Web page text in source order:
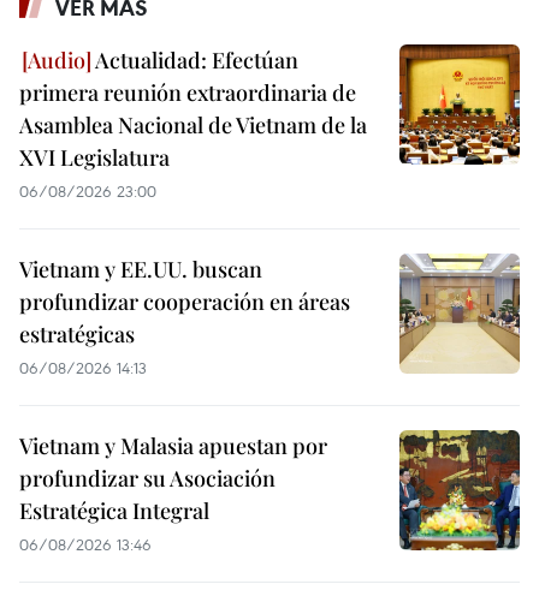
VER MÁS
Actualidad: Efectúan
primera reunión extraordinaria de
Asamblea Nacional de Vietnam de la
XVI Legislatura
06/08/2026 23:00
Vietnam y EE.UU. buscan
profundizar cooperación en áreas
estratégicas
06/08/2026 14:13
Vietnam y Malasia apuestan por
profundizar su Asociación
Estratégica Integral
06/08/2026 13:46